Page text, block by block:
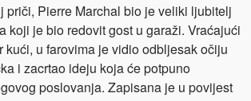
priči, Pierre Marchal bio je veliki ljubitelj
koji je bio redovit gost u garaži. Vraćajući
kući, u farovima je vidio odbljesak očiju
i zacrtao ideju koja će potpuno
poslovanja. Zapisana je u povijest